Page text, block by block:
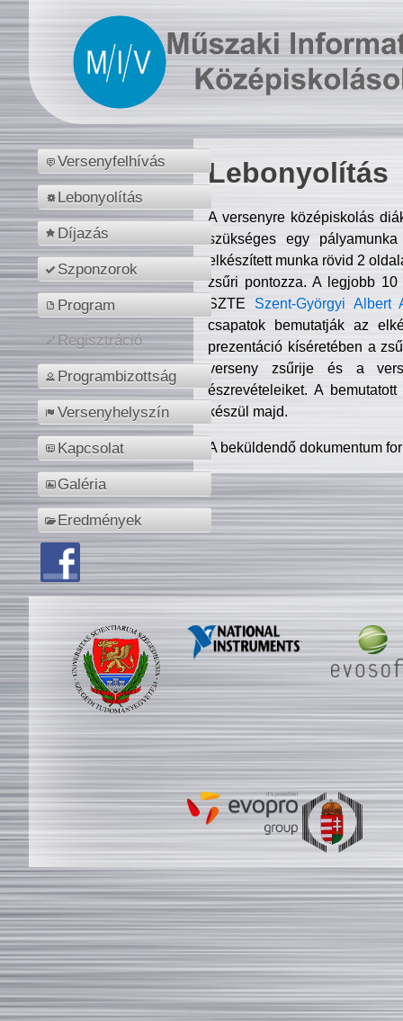
Versenyfelhívás
Lebonyolítás
Díjazás
Szponzorok
Program
Regisztráció
Programbizottság
Versenyhelyszín
Kapcsolat
Galéria
Eredmények
Lebonyolítás
A versenyre középiskolás
szükséges egy
elkészített munka rövid 2
zsűri pontozza. A legjobb
SZTE Szent-Györgyi Albert
csapatok bemutatják az
prezentáció kíséretében a
verseny zsűrije és a
észrevételeiket. A
készül majd.
A beküldendő dokumentum